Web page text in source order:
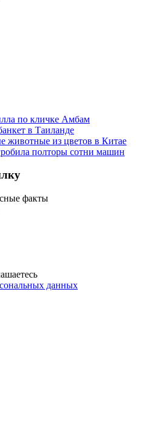
по кличке Амбам
в Таиланде
животные из цветов в Китае
полторы сотни машин
факты
данных